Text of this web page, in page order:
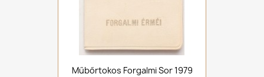
Műbőrtokos Forgalmi Sor 1979